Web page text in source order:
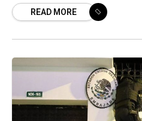
informează administrația
READ MORE